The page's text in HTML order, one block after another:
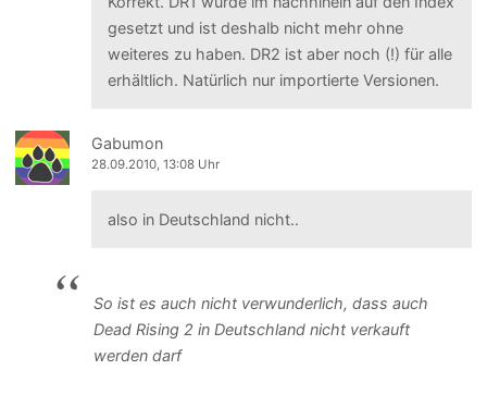
gesetzt und ist deshalb nicht mehr ohne
weiteres zu haben. DR2 ist aber noch (!) für alle
erhältlich. Natürlich nur importierte Versionen.
Gabumon
28.09.2010, 13:08 Uhr
also in Deutschland nicht..
So ist es auch nicht verwunderlich, dass auch
Dead Rising 2 in Deutschland nicht verkauft
werden darf